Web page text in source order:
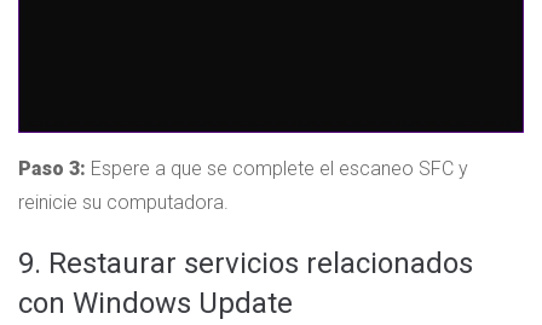
Paso 3: Espere a que se complete el escaneo SFC y
reinicie su computadora.
9. Restaurar servicios relacionados
con Windows Update